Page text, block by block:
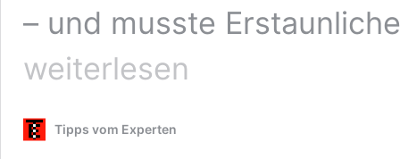
– und musste
weiterlesen
Tipps vom Experten